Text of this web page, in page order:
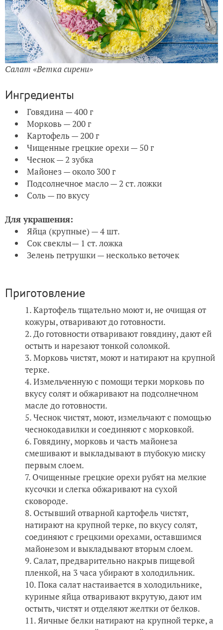
Салат «Ветка сирени»
Ингредиенты
Говядина — 400 г
Морковь — 200 г
Картофель — 200 г
Чищенные грецкие орехи — 50 г
Чеснок — 2 зубка
Майонез — около 300 г
Подсолнечное масло — 2 ст. ложки
Соль — по вкусу
Для украшения:
Яйца (крупные) — 4 шт.
Сок свеклы— 1 ст. ложка
Зелень петрушки — несколько веточек
Приготовление
Картофель тщательно моют и, не очищая от
кожуры, отваривают до готовности.
До готовности отваривают говядину, дают ей
остыть и нарезают тонкой соломкой.
Морковь чистят, моют и натирают на крупной
терке.
Измельченную с помощи терки морковь по
вкусу солят и обжаривают на подсолнечном
масле до готовности.
Чеснок чистят, моют, измельчают с помощью
чеснокодавилки и соединяют с морковкой.
Говядину, морковь и часть майонеза
смешивают и выкладывают в глубокую миску
первым слоем.
Очищенные грецкие орехи рубят на мелкие
кусочки и слегка обжаривают на сухой
сковороде.
Остывший отварной картофель чистят,
натирают на крупной терке, по вкусу солят,
соединяют с грецкими орехами, оставшимся
майонезом и выкладывают вторым слоем.
Салат, предварительно накрыв пищевой
пленкой, на 3 часа убирают в холодильник.
Пока салат настаивается в холодильнике,
куриные яйца отваривают вкрутую, дают им
остыть, чистят и отделяют желтки от белков.
Яичные белки натирают на крупной терке, а